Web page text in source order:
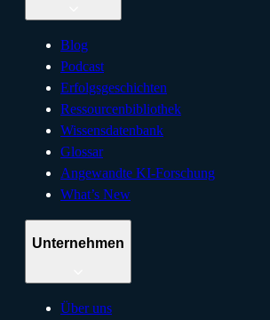
Blog
Podcast
Erfolgsgeschichten
Ressourcenbibliothek
Wissensdatenbank
Glossar
Angewandte KI-Forschung
What’s New
Unternehmen
Über uns